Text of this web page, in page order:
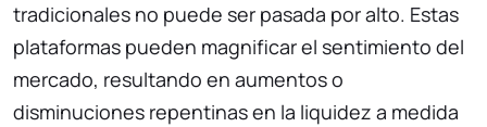
tradicionales no puede ser pasada por alto. Estas
plataformas pueden magnificar el sentimiento del
mercado, resultando en aumentos o
disminuciones repentinas en la liquidez a medida